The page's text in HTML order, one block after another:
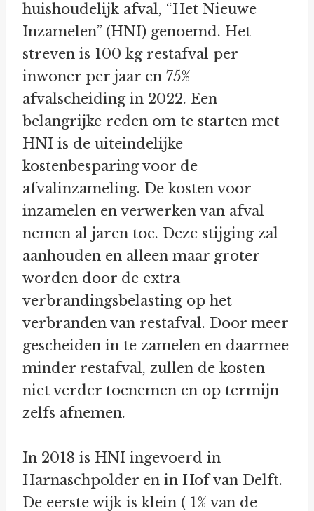
huishoudelijk afval, “Het Nieuwe
Inzamelen” (HNI) genoemd. Het
streven is 100 kg restafval per
inwoner per jaar en 75%
afvalscheiding in 2022. Een
belangrijke reden om te starten met
HNI is de uiteindelijke
kostenbesparing voor de
afvalinzameling. De kosten voor
inzamelen en verwerken van afval
nemen al jaren toe. Deze stijging zal
aanhouden en alleen maar groter
worden door de extra
verbrandingsbelasting op het
verbranden van restafval. Door meer
gescheiden in te zamelen en daarmee
minder restafval, zullen de kosten
niet verder toenemen en op termijn
zelfs afnemen.
In 2018 is HNI ingevoerd in
Harnaschpolder en in Hof van Delft.
De eerste wijk is klein ( 1% van de